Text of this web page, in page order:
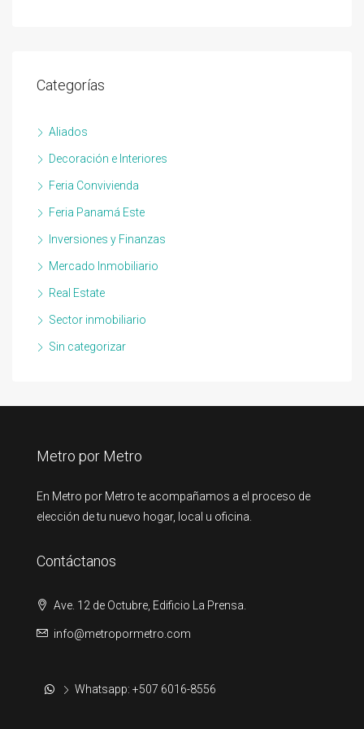
Categorías
Aliados
Decoración e Interiores
Feria Convivienda
Feria Panamá Este
Inversiones y Finanzas
Mercado Inmobiliario
Real Estate
Sector inmobiliario
Sin categorizar
Metro por Metro
En Metro por Metro te acompañamos a el proceso de
elección de tu nuevo hogar, local u oficina.
Contáctanos
Ave. 12 de Octubre, Edificio La Prensa.
info@metropormetro.com
Whatsapp: +507 6016-8556